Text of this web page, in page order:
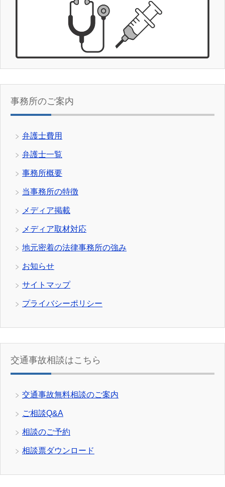
事務所のご案内
弁護士費用
弁護士一覧
事務所概要
当事務所の特徴
メディア掲載
メディア取材対応
地元密着の法律事務所の強み
お知らせ
サイトマップ
プライバシーポリシー
交通事故相談はこちら
交通事故無料相談のご案内
ご相談Q&A
相談のご予約
相談票ダウンロード